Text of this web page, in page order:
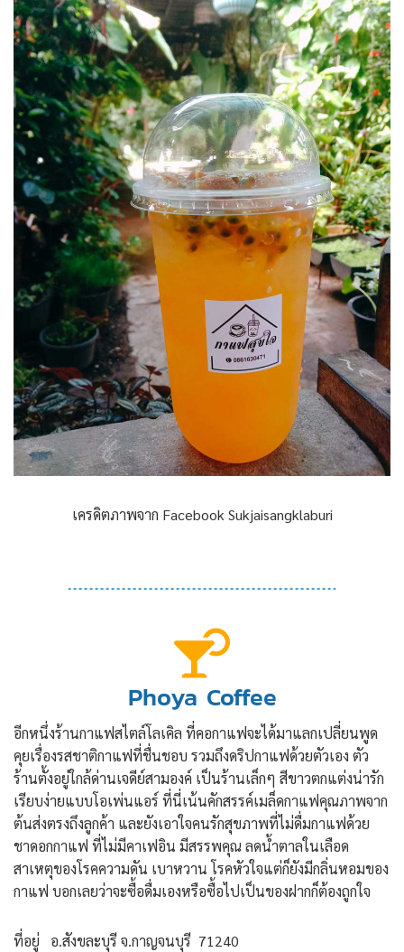
เครดิตภาพจาก Facebook Sukjaisangklaburi
Phoya Coffee
อีกหนึ่งร้านกาแฟสไตล์โลเคิล ที่คอกาแฟจะได้มาแลกเปลี่ยนพูด
คุยเรื่องรสชาติกาแฟที่ชื่นชอบ รวมถึงดริปกาแฟด้วยตัวเอง ตัว
ร้านตั้งอยู่ใกล้ด่านเจดีย์สามองค์ เป็นร้านเล็กๆ สีขาวตกแต่งน่ารัก
เรียบง่ายแบบโอเพ่นแอร์ ที่นี่เน้นคักสรรค์เมล็ดกาแฟคุณภาพจาก
ต้นส่งตรงถึงลูกค้า และยังเอาใจคนรักสุขภาพที่ไม่ดื่มกาแฟด้วย
ชาดอกกาแฟ ที่ไม่มีคาเฟอิน มีสรรพคุณ ลดน้ำตาลในเลือด
สาเหตุของโรคความดัน เบาหวาน โรคหัวใจแต่ก็ยังมีกลิ่นหอมของ
กาแฟ บอกเลยว่าจะซื้อดื่มเองหรือซื้อไปเป็นของฝากก็ต้องถูกใจ
ที่อยู่ อ.สังขละบุรี จ.กาญจนบุรี 71240